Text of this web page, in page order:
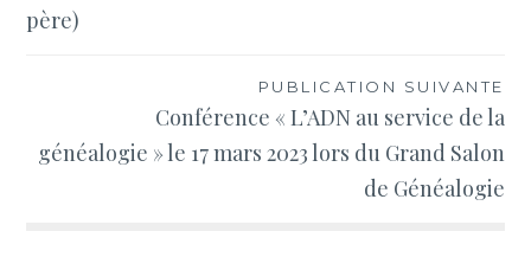
père)
PUBLICATION SUIVANTE
Conférence « L’ADN au service de la
généalogie » le 17 mars 2023 lors du Grand Salon
de Généalogie